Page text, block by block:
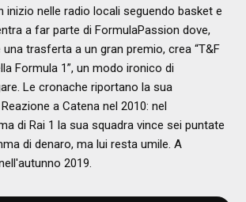
inizio nelle radio locali seguendo basket e
a far parte di FormulaPassion dove,
trasferta a un gran premio, crea “T&F
Formula 1”, un modo ironico di
Le cronache riportano la sua
a Catena nel 2010: nel
di Rai 1 la sua squadra vince sei puntate
di denaro, ma lui resta umile. A
2019.